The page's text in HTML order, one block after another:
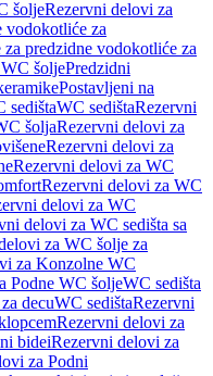
šoljeRezervni delovi za
vodokotliće za
predzidne vodokotliće za
šoljePredzidni
Postavljeni na
sedištaWC sedištaRezervni
šoljaRezervni delovi za
Rezervni delovi za
Rezervni delovi za WC
Rezervni delovi za WC
delovi za WC
delovi za WC sedišta sa
za WC šolje za
za Konzolne WC
Podne WC šoljeWC sedišta
decuWC sedištaRezervni
Rezervni delovi za
bideiRezervni delovi za
za Podni